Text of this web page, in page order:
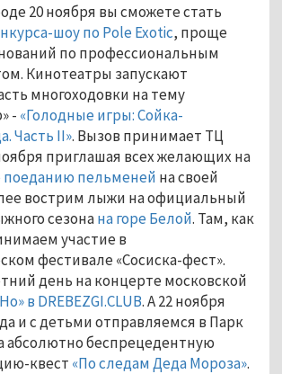
20 ноября вы сможете стать
шоу по Pole Exotic, проще
по профессиональным
Кинотеатры запускают
многоходовки на тему
- «Голодные игры: Сойка-
Часть II». Вызов принимает ТЦ
приглашая всех желающих на
поеданию пельменей на своей
вострим лыжи на официальный
сезонана горе Белой. Там, как
участие в
фестивале «Сосиска-фест».
день на концерте московской
в DREBEZGI.CLUB. А 22 ноября
и с детьми отправляемся в Парк
абсолютно беспрецедентную
квест «По следам Деда Мороза».